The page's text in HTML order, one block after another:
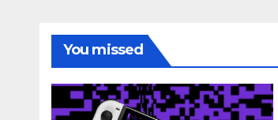
You missed